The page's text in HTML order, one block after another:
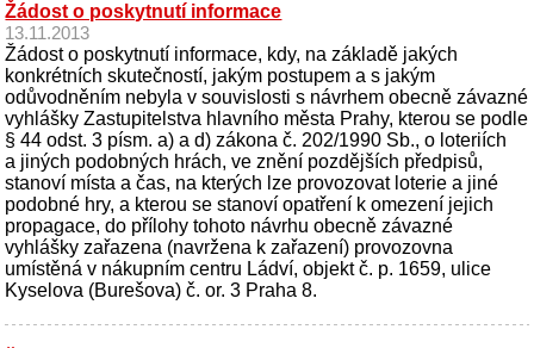
Žádost o poskytnutí informace
13.11.2013
Žádost o poskytnutí informace, kdy, na základě jakých
konkrétních skutečností, jakým postupem a s jakým
odůvodněním nebyla v souvislosti s návrhem obecně závazné
vyhlášky Zastupitelstva hlavního města Prahy, kterou se podle
§ 44 odst. 3 písm. a) a d) zákona č. 202/1990 Sb., o loteriích
a jiných podobných hrách, ve znění pozdějších předpisů,
stanoví místa a čas, na kterých lze provozovat loterie a jiné
podobné hry, a kterou se stanoví opatření k omezení jejich
propagace, do přílohy tohoto návrhu obecně závazné
vyhlášky zařazena (navržena k zařazení) provozovna
umístěná v nákupním centru Ládví, objekt č. p. 1659, ulice
Kyselova (Burešova) č. or. 3 Praha 8.